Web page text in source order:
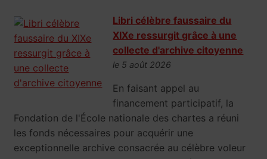
Libri célèbre faussaire du
XIXe ressurgit grâce à une
collecte d'archive citoyenne
le 5 août 2026
En faisant appel au
financement participatif, la
Fondation de l'École nationale des chartes a réuni
les fonds nécessaires pour acquérir une
exceptionnelle archive consacrée au célèbre voleur